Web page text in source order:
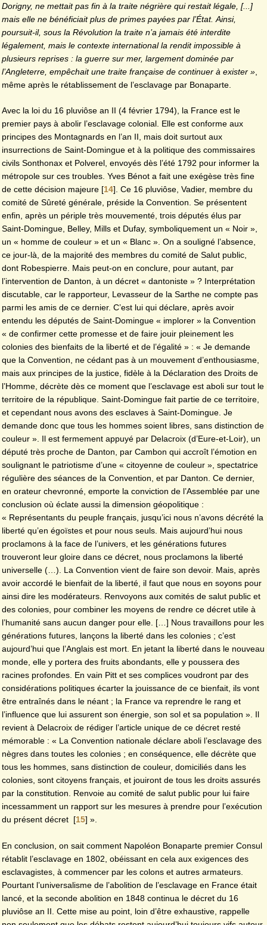
Dorigny, ne mettait pas fin à la traite négrière qui restait légale, [...]
mais elle ne bénéficiait plus de primes payées par l’État. Ainsi,
poursuit-il, sous la Révolution la traite n’a jamais été interdite
légalement, mais le contexte international la rendit impossible à
plusieurs reprises : la guerre sur mer, largement dominée par
l’Angleterre, empêchait une traite française de continuer à exister »
même après le rétablissement de l’esclavage par Bonaparte.
Avec la loi du 16 pluviôse an II (4 février 1794), la France est le
premier pays à abolir l’esclavage colonial. Elle est conforme aux
principes des Montagnards en l’an II, mais doit surtout aux
insurrections de Saint-Domingue et à la politique des commissaires
civils Sonthonax et Polverel, envoyés dès l’été 1792 pour informer la
métropole sur ces troubles. Yves Bénot a fait une exégèse très fine
de cette décision majeure [14] . Ce 16 pluviôse, Vadier, membre du
comité de Sûreté générale, préside la Convention. Se présentent
enfin, après un périple très mouvementé, trois députés élus par
Saint-Domingue, Belley, Mills et Dufay, symboliquement un « Noir »,
un « homme de couleur » et un « Blanc ». On a souligné l’absence,
ce jour-là, de la majorité des membres du comité de Salut public,
dont Robespierre. Mais peut-on en conclure, pour autant, par
l’intervention de Danton, à un décret « dantoniste » ? Interprétation
discutable, car le rapporteur, Levasseur de la Sarthe ne compte pas
parmi les amis de ce dernier. C’est lui qui déclare, après avoir
entendu les députés de Saint-Domingue « implorer » la Convention
« de confirmer cette promesse et de faire jouir pleinement les
colonies des bienfaits de la liberté et de l’égalité » : « Je demande
que la Convention, ne cédant pas à un mouvement d’enthousiasme,
mais aux principes de la justice, fidèle à la Déclaration des Droits de
l’Homme, décrète dès ce moment que l’esclavage est aboli sur tout le
territoire de la république. Saint-Domingue fait partie de ce territoire,
et cependant nous avons des esclaves à Saint-Domingue. Je
demande donc que tous les hommes soient libres, sans distinction de
couleur ». Il est fermement appuyé par Delacroix (d’Eure-et-Loir), un
député très proche de Danton, par Cambon qui accroît l’émotion en
soulignant le patriotisme d’une « citoyenne de couleur », spectatrice
régulière des séances de la Convention, et par Danton. Ce dernier,
en orateur chevronné, emporte la conviction de l’Assemblée par une
conclusion où éclate aussi la dimension géopolitique :
« Représentants du peuple français, jusqu’ici nous n’avons décrété la
liberté qu’en égoïstes et pour nous seuls. Mais aujourd’hui nous
proclamons à la face de l’univers, et les générations futures
trouveront leur gloire dans ce décret, nous proclamons la liberté
universelle (…). La Convention vient de faire son devoir. Mais, après
avoir accordé le bienfait de la liberté, il faut que nous en soyons pour
ainsi dire les modérateurs. Renvoyons aux comités de salut public et
des colonies, pour combiner les moyens de rendre ce décret utile à
l’humanité sans aucun danger pour elle. […] Nous travaillons pour les
générations futures, lançons la liberté dans les colonies ; c’est
aujourd’hui que l’Anglais est mort. En jetant la liberté dans le nouveau
monde, elle y portera des fruits abondants, elle y poussera des
racines profondes. En vain Pitt et ses complices voudront par des
considérations politiques écarter la jouissance de ce bienfait, ils vont
être entraînés dans le néant ; la France va reprendre le rang et
l’influence que lui assurent son énergie, son sol et sa population ». Il
revient à Delacroix de rédiger l’article unique de ce décret resté
mémorable : « La Convention nationale déclare aboli l’esclavage des
nègres dans toutes les colonies ; en conséquence, elle décrète que
tous les hommes, sans distinction de couleur, domiciliés dans les
colonies, sont citoyens français, et jouiront de tous les droits assurés
par la constitution. Renvoie au comité de salut public pour lui faire
incessamment un rapport sur les mesures à prendre pour l’exécution
du présent décret [15] ».
En conclusion, on sait comment Napoléon Bonaparte premier Consul
rétablit l’esclavage en 1802, obéissant en cela aux exigences des
esclavagistes, à commencer par les colons et autres armateurs.
Pourtant l’universalisme de l’abolition de l’esclavage en France était
lancé, et la seconde abolition en 1848 continua le décret du 16
pluviôse an II. Cette mise au point, loin d’être exhaustive, rappelle